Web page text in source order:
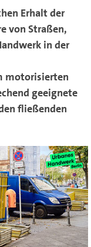
Erhalt der
von Straßen,
in der
motorisierten
geeignete
fließenden